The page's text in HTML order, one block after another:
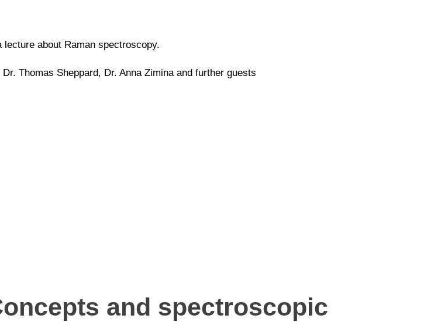
about Raman spectroscopy.
Thomas Sheppard, Dr. Anna Zimina and further guests
and spectroscopic